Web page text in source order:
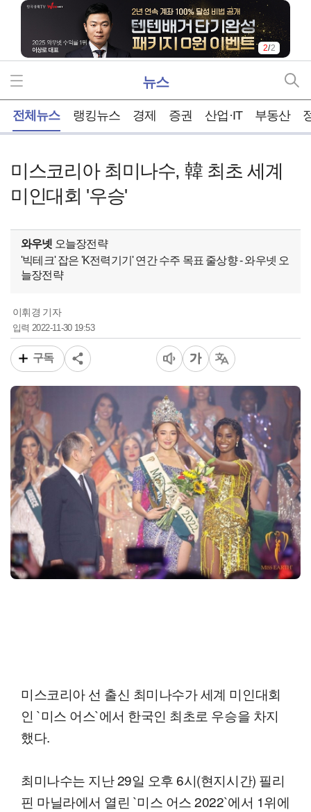
2/2
뉴스
전체뉴스 랭킹뉴스 경제 증권 산업·IT 부동산
미스코리아 최미나수, 韓 최초 세계
미인대회 '우승'
와우넷 오늘장전략
'빅테크' 잡은 'K전력기기' 연간 수주 목표 줄상향 - 와우넷 오
늘장전략
이휘경 기자
입력 2022-11-30 19:53
구독
미스코리아 선 출신 최미나수가 세계 미인대회
인 `미스 어스`에서 한국인 최초로 우승을 차지
했다.
최미나수는 지난 29일 오후 6시(현지시간) 필리
핀 마닐라에서 열린 `미스 어스 2022`에서 1위에